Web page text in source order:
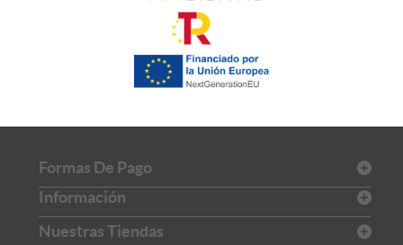
Formas De Pago
Información
Nuestras Tiendas